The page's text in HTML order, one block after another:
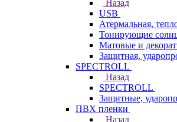
Назад
USB
Атермальная,
Тонирующие
Матовые и
Защитная,
SPECTROLL
Назад
SPECTROLL
Защитные,
ПВХ пленки
Назад